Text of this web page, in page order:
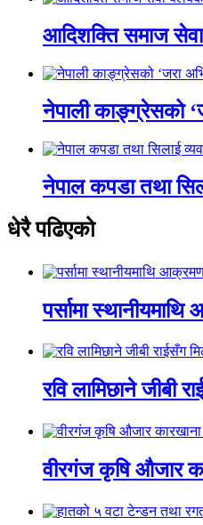
आदिशक्ति समाज सेवा
नेपाली काङ्ग्रेसको
नेपाल कपडा तथा
धेरै पढिएको
पर्सामा
रवि लामिछाने जीबी
वीरगंज कृषि औजार